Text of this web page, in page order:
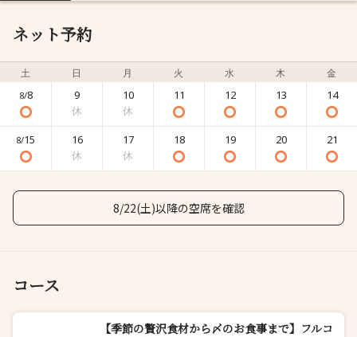
ネット予約
土 日 月 火 水 木 金
8/8 9 10 11 12 13 14
8/15 16 17 18 19 20 21
8/22(土)以降の空席を確認
コース
【季節の贅沢食材から〆のお食事まで】フルコ